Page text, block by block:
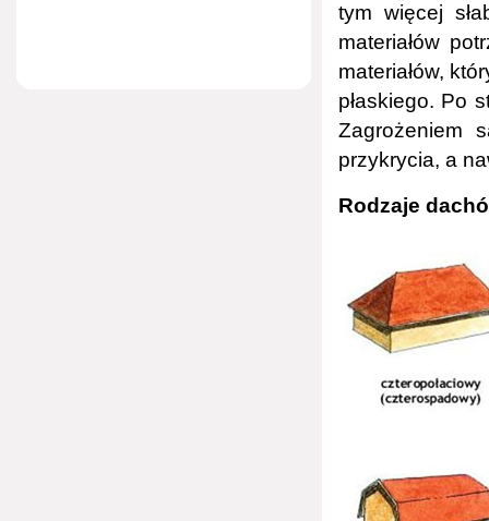
tym więcej
materiałów
materiałów,
płaskiego. Po
Zagrożeniem
przykrycia, a
Rodzaje